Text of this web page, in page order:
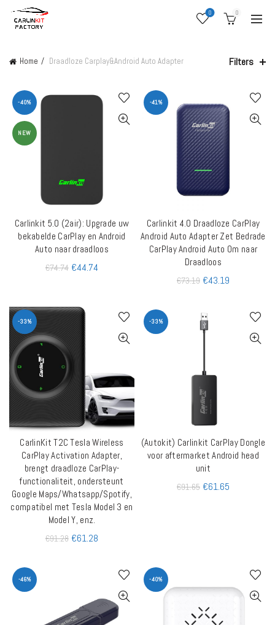
0 0
Home Draadloze Carplay&Android Auto Adapter Filters
-40%
NEW
TOEVOEGEN AAN WINKELWAGEN
Carlinkit 5.0 (2air): Upgrade uw
bekabelde CarPlay en Android
Auto naar draadloos
€74.74 €44.74
-41%
TOEVOEGEN AAN WINKELWAGEN
Carlinkit 4.0 Draadloze CarPlay
Android Auto Adapter Zet Bedrade
CarPlay Android Auto Om naar
Draadloos
€73.19 €43.19
-33%
TOEVOEGEN AAN WINKELWAGEN
CarlinKit T2C Tesla Wireless
CarPlay Activation Adapter,
brengt draadloze CarPlay-
functionaliteit, ondersteunt
Google Maps/Whatsapp/Spotify,
compatibel met Tesla Model 3 en
Model Y, enz.
€91.28 €61.28
-33%
TOEVOEGEN AAN WINKELWAGEN
(Autokit) Carlinkit CarPlay Dongle
voor aftermarket Android head
unit
€91.65 €61.65
-46% -40%